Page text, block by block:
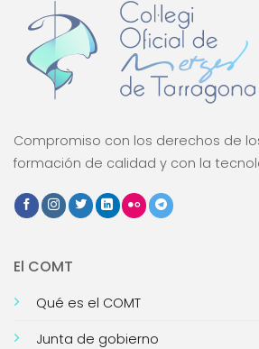
Compromiso con los derechos de
formación de calidad y con la
El COMT
Qué es el COMT
Junta de gobierno